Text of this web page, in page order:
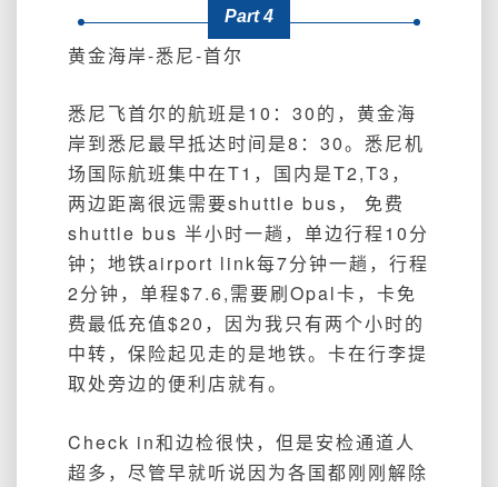
Part 4
黄金海岸-悉尼-首尔
悉尼飞首尔的航班是10：30的，黄金海
岸到悉尼最早抵达时间是8：30。悉尼机
场国际航班集中在T1，国内是T2,T3，
两边距离很远需要shuttle bus， 免费
shuttle bus 半小时一趟，单边行程10分
钟；地铁airport link每7分钟一趟，行程
2分钟，单程$7.6,需要刷Opal卡，卡免
费最低充值$20，因为我只有两个小时的
中转，保险起见走的是地铁。卡在行李提
取处旁边的便利店就有。
Check in和边检很快，但是安检通道人
超多，尽管早就听说因为各国都刚刚解除